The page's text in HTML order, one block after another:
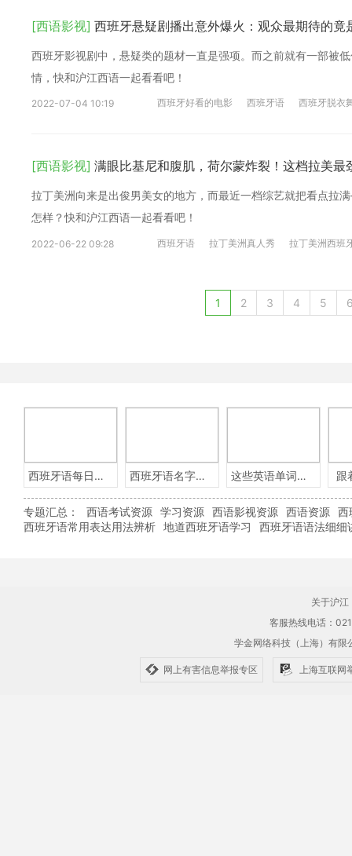
[西语影视] 西班牙悬疑剧播出意外爆火：观众最期待的竟
西班牙影视剧中，悬疑类的题材一直是强项。而之前就有一部被
情，快和沪江西语一起看看吧！
2022-07-04 10:19 西班牙好看的电影 西班牙语 西班牙脱衣
[西语影视] 满眼比基尼和腹肌，荷尔蒙炸裂！这档拉美最
拉丁美洲向来是出俊男美女的地方，而最近一档综艺就把看点
怎样？快和沪江西语一起看看吧！
2022-06-22 09:28 西班牙语 拉丁美洲真人秀 拉丁美洲西班
1 2 3 4 5
西班牙语每日一句 西班牙语名字含义 这些英语单词用西班牙语怎么说？ 跟
专题汇总： 西语考试资源 学习资源 西语影视资源 西语资源 西
西班牙语常用表达用法辨析 地道西班牙语学习 西班牙语语法细细
关于沪江
客服热线电话：
学金网络科技（上海）有
网上有害信息举报专区 上海互联网